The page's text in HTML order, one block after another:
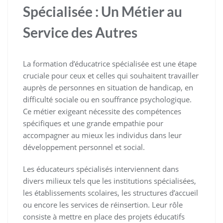
Spécialisée : Un Métier au
Service des Autres
La formation d’éducatrice spécialisée est une étape
cruciale pour ceux et celles qui souhaitent travailler
auprès de personnes en situation de handicap, en
difficulté sociale ou en souffrance psychologique.
Ce métier exigeant nécessite des compétences
spécifiques et une grande empathie pour
accompagner au mieux les individus dans leur
développement personnel et social.
Les éducateurs spécialisés interviennent dans
divers milieux tels que les institutions spécialisées,
les établissements scolaires, les structures d’accueil
ou encore les services de réinsertion. Leur rôle
consiste à mettre en place des projets éducatifs